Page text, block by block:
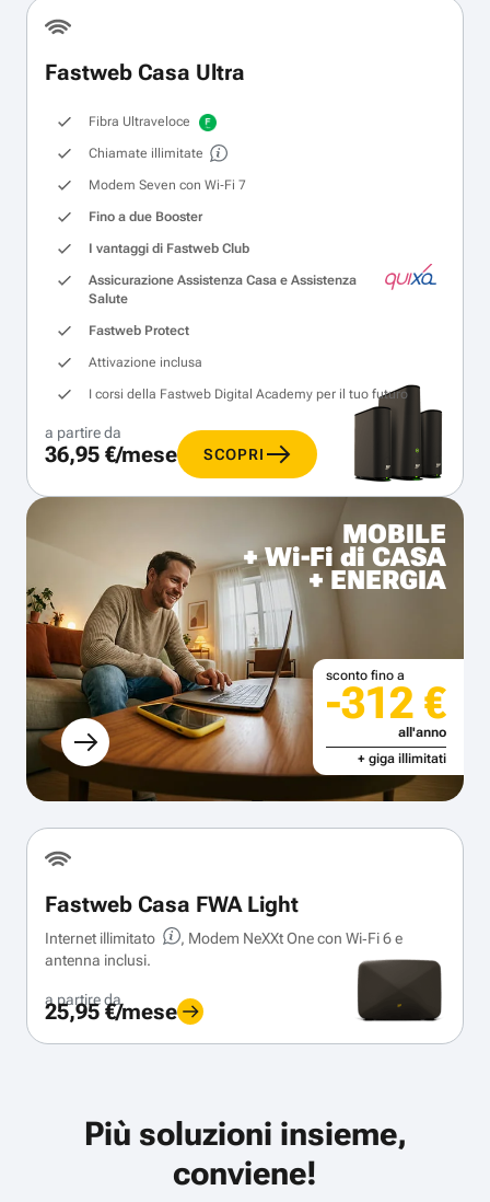
Fastweb Casa Ultra
Fibra Ultraveloce
Chiamate illimitate
Modem Seven con Wi‑Fi 7
Fino a due Booster
I vantaggi di Fastweb Club
Assicurazione Assistenza Casa e Assistenza
Salute
Fastweb Protect
Attivazione inclusa
I corsi della Fastweb Digital Academy per il tuo futuro
a partire da
36,95 €/mese SCOPRI
MOBILE
+ Wi-Fi di CASA
+ ENERGIA
sconto fino a
-312 €
all'anno
+ giga illimitati
Fastweb Casa FWA Light
Internet illimitato
, Modem NeXXt One con Wi‑Fi 6 e
antenna inclusi.
a partire da
25,95 €/mese
Più soluzioni insieme,
conviene!